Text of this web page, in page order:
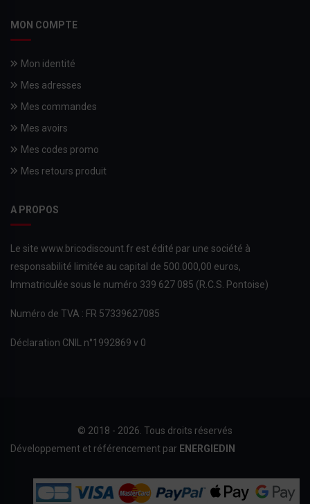
MON COMPTE
Mon identité
Mes adresses
Mes commandes
Mes avoirs
Mes codes promo
Mes retours produit
A PROPOS
Le site www.bricodiscount.fr est édité par une société à
responsabilité limitée au capital de 500.000,00 euros,
Immatriculée sous le numéro 339 627 085 (R.C.S. Pontoise)
Numéro de TVA : FR 57339627085
Déclaration CNIL n°1992869 v 0
© 2018 - 2026. Tous droits réservés
Développement et référencement par ENERGIEDIN